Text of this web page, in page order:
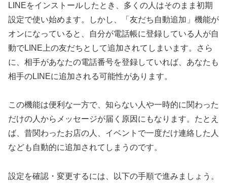
LINEをインストールしたとき、多くの人はそのまま初期
設定で使い始めます。しかし、「友だち自動追加」機能が
オンになっていると、自分が電話帳に登録している人が自
動でLINE上の友だちとして追加されてしまいます。さら
に、相手があなたの電話番号を登録していれば、あなたも
相手のLINEに追加される可能性があります。
この機能は便利な一方で、知らない人や一時的に関わった
だけの人からメッセージが届く原因にもなります。たとえ
ば、昔関わったお店の人、イベントで一度だけ連絡した人
なども自動的に追加されてしまうのです。
設定を確認・変更するには、以下の手順で進みましょう。